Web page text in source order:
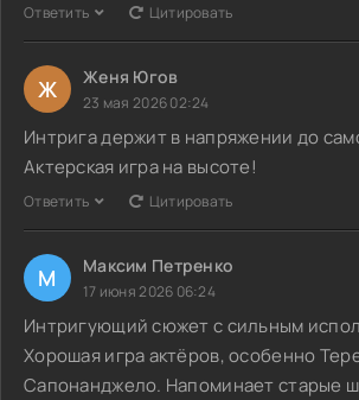
Ответить Цитировать
Ж Женя Югов
23 мая 2026 02:24
Интрига держит в напряжении до
Актерская игра на высоте!
Ответить Цитировать
М Максим Петренко
17 июня 2026 06:24
Интригующий сюжет с сильным
Хорошая игра актёров, особенно
Сапонанджело. Напоминает старые